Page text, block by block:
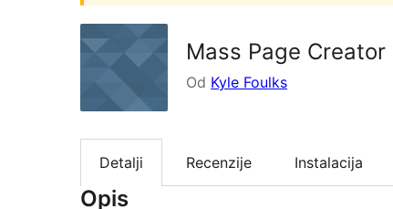
Mass Page Creator
Od Kyle Foulks
Detalji Recenzije Instalacija
Opis